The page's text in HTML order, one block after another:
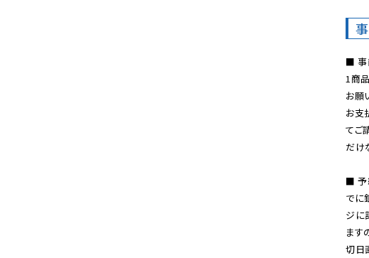
■ 事
1商
お願
お支
てご
だけ
■ 予
でに
ジに
ます
切日